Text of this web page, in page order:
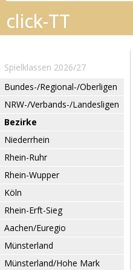
Spielklassen 2026/27
Bundes-/Regional-/Oberligen
NRW-/Verbands-/Landesligen
Bezirke
Niederrhein
Rhein-Ruhr
Rhein-Wupper
Köln
Rhein-Erft-Sieg
Aachen/Euregio
Münsterland
Münsterland/Hohe Mark